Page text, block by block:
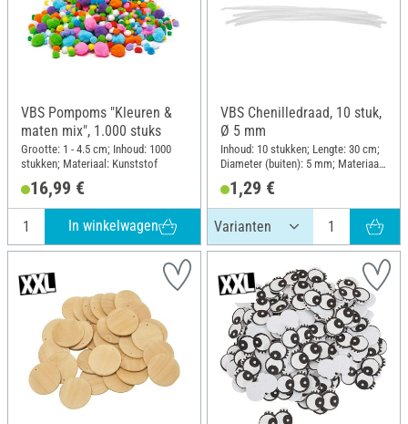
VBS Pompoms "Kleuren &
maten mix", 1.000 stuks
Grootte: 1 - 4.5 cm; Inhoud: 1000
stukken; Materiaal: Kunststof
16,99 €
In winkelwagen
VBS Chenilledraad, 10 stuk,
Ø 5 mm
Inhoud: 10 stukken; Lengte: 30 cm;
Diameter (buiten): 5 mm; Materiaal:
1,29 €